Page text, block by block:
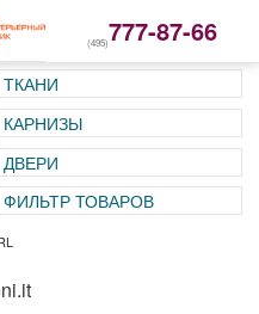
(495)777-87-66
ТКАНИ
КАРНИЗЫ
ДВЕРИ